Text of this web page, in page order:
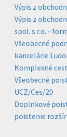
Výpis z
Výpis z
spol. s r.o. -
Všeobecné
kancelárie
Komplexné
Všeobecné
UCZ/Ces/20
Doplnkové
poistenie